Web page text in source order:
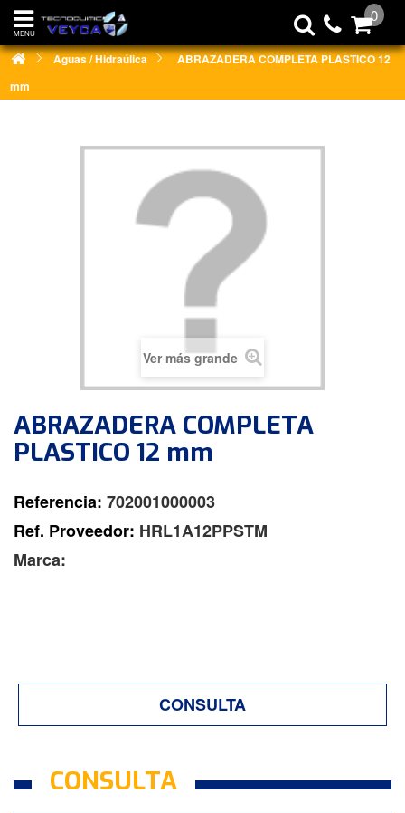
Aguas / Hidraúlica
ABRAZADERA COMPLETA PLASTICO 12
mm
Ver más grande
ABRAZADERA COMPLETA
PLASTICO 12 mm
Referencia: 702001000003
Ref. Proveedor: HRL1A12PPSTM
Marca:
CONSULTA
CONSULTA
MENU
0